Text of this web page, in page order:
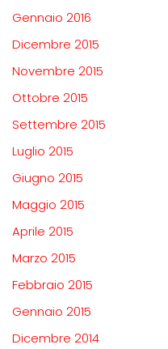
Gennaio 2016
Dicembre 2015
Novembre 2015
Ottobre 2015
Settembre 2015
Luglio 2015
Giugno 2015
Maggio 2015
Aprile 2015
Marzo 2015
Febbraio 2015
Gennaio 2015
Dicembre 2014